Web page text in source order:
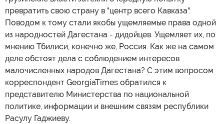
превратить свою страну в "центр всего Кавказа".
Поводом к тому стали якобы ущемляемые права одной
из народностей Дагестана - дидойцев. Ущемляет их, по
мнению Тбилиси, конечно же, Россия. Как же на самом
деле обстоят дела с соблюдением интересов
малочисленных народов Дагестана? С этим вопросом
корреспондент GeorgiaTimes обратился к
представителю Министерства по национальной
политике, информации и внешним связям республики
Расулу Гаджиеву.